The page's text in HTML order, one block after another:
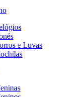
e Luvas